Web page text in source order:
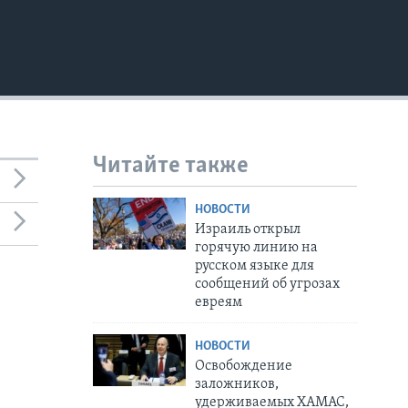
Читайте также
НОВОСТИ
Израиль открыл
горячую линию на
русском языке для
сообщений об угрозах
евреям
НОВОСТИ
Освобождение
заложников,
удерживаемых ХАМАС,